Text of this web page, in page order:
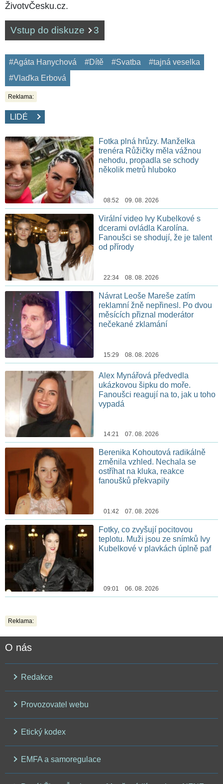
ŽivotvČesku.cz.
Vstup do diskuze 3
#Agáta Hanychová #Dítě #Svatba
#tajná veselka
#Vlaďka Erbová
Reklama:
LIDÉ
Fotka plná hrůzy. Manželka
trenéra Růžičky měla vážnou
nehodu, propadla se schody
několik metrů hluboko
08:52 09. 08. 2026
Virální video Ivy Kubelkové s
dcerami ovládla Karolína.
Fanoušci se shodují, že je talent
od přírody
22:34 08. 08. 2026
Návrat Leoše Mareše zatím
reklamní žně nepřinesl. Po dvou
měsících přiznal moderátor
nečekané zklamání
15:29 08. 08. 2026
Alex Mynářová předvedla
ukázkovou šipku do moře.
Fanoušci reagují na to, jak u toho
vypadá
14:21 07. 08. 2026
Berenika Kohoutová radikálně
změnila vzhled. Nechala se
ostříhat na kluka, reakce
fanoušků překvapily
01:42 07. 08. 2026
Fotky, co zvyšují pocitovou
teplotu. Muži jsou ze snímků Ivy
Kubelkové v plavkách úplně paf
09:01 06. 08. 2026
Reklama:
O nás
Redakce
Provozovatel webu
Etický kodex
EMFA a samoregulace